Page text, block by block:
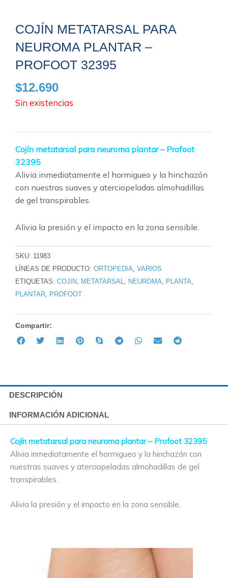
COJÍN METATARSAL PARA
NEUROMA PLANTAR –
PROFOOT 32395
$12.690
Sin existencias
Cojín metatarsal para neuroma plantar – Profoot
32395
Alivia inmediatamente el hormigueo y la hinchazón
con nuestras suaves y aterciopeladas almohadillas
de gel transpirables.
Alivia la presión y el impacto en la zona sensible.
SKU: 11983
LÍNEAS DE PRODUCTO: ORTOPEDIA
VARIOS
ETIQUETAS: COJIN METATARSAL NEUROMA PLANTA
PLANTAR
PROFOOT
Compartir:
DESCRIPCIÓN
INFORMACIÓN ADICIONAL
Cojín metatarsal para neuroma plantar – Profoot 32395
Alivia inmediatamente el hormigueo y la hinchazón con
nuestras suaves y aterciopeladas almohadillas de gel
transpirables.
Alivia la presión y el impacto en la zona sensible.